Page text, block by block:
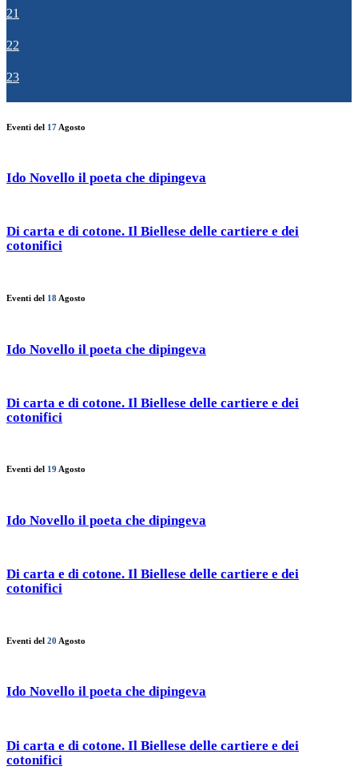
21
22
23
Eventi del 17 Agosto
Ido Novello il poeta che dipingeva
Di carta e di cotone. Il Biellese delle cartiere e dei
cotonifici
Eventi del 18 Agosto
Ido Novello il poeta che dipingeva
Di carta e di cotone. Il Biellese delle cartiere e dei
cotonifici
Eventi del 19 Agosto
Ido Novello il poeta che dipingeva
Di carta e di cotone. Il Biellese delle cartiere e dei
cotonifici
Eventi del 20 Agosto
Ido Novello il poeta che dipingeva
Di carta e di cotone. Il Biellese delle cartiere e dei
cotonifici